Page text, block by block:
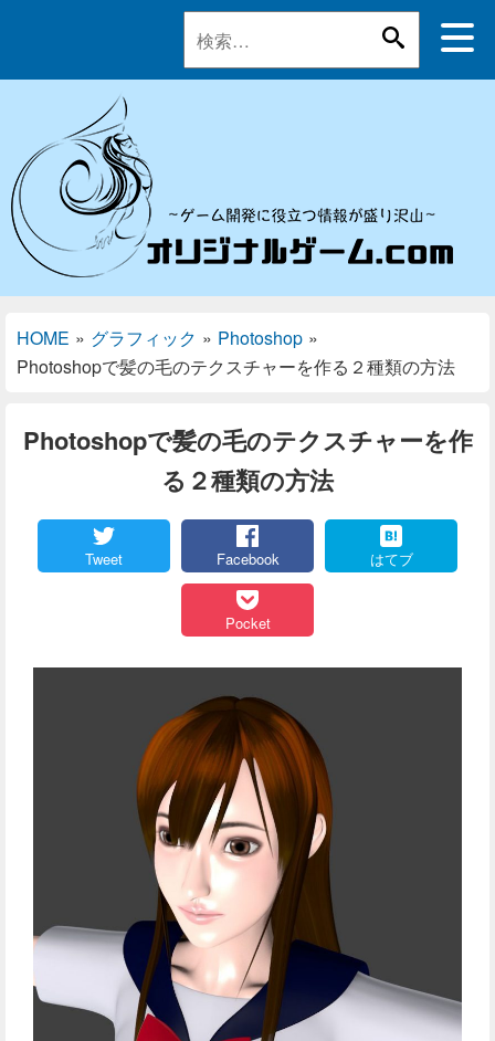
HOME » グラフィック » Photoshop »
Photoshopで髪の毛のテクスチャーを作る２種類の方法
Photoshopで髪の毛のテクスチャーを作
る２種類の方法
Tweet Facebook はてブ
Pocket